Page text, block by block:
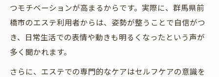
つモチベーションが高まるからです。実際に、群馬県前
橋市のエステ利用者からは、姿勢が整うことで自信がつ
き、日常生活での表情や動きも明るくなったという声が
多く聞かれます。
さらに、エステでの専門的なケアはセルフケアの意識を